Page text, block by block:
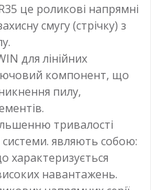
це роликові напрямні
смугу (стрічку) з
для лінійних
компонент, що
пилу,
тривалості
системи. являють собою:
характеризується
навантажень.